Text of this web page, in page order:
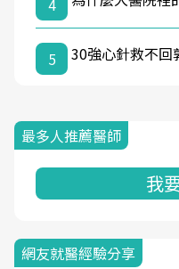
4
5 30強心針救不回
最多人推薦醫師
我
網友就醫經驗分享